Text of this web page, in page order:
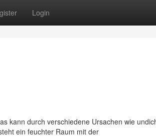
Login
kann durch verschiedene Ursachen wie
ein feuchter Raum mit der